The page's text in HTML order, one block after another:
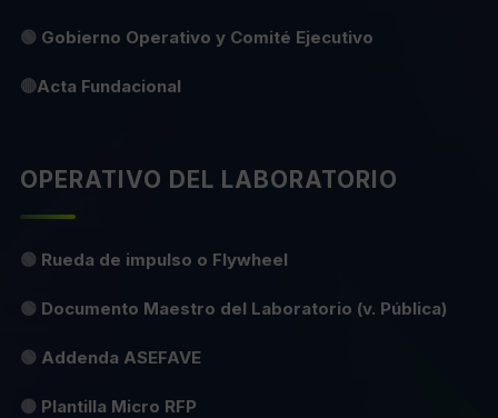
🟢 Gobierno Operativo y Comité Ejecutivo
🔴Acta Fundacional
OPERATIVO DEL LABORATORIO
🟢 Rueda de impulso o Flywheel
🟢 Documento Maestro del Laboratorio (v. Pública)
🟢 Addenda ASEFAVE
🟡 Plantilla Micro RFP